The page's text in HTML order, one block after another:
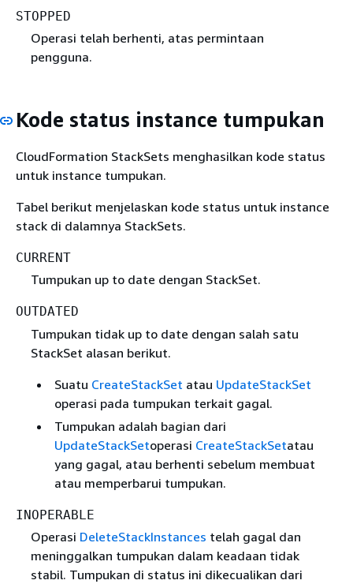
STOPPED
Operasi telah berhenti, atas permintaan
pengguna.
Kode status instance tumpukan
CloudFormation StackSets menghasilkan kode status
untuk instance tumpukan.
Tabel berikut menjelaskan kode status untuk instance
stack di dalamnya StackSets.
CURRENT
Tumpukan up to date dengan StackSet.
OUTDATED
Tumpukan tidak up to date dengan salah satu
StackSet alasan berikut.
Suatu CreateStackSet atau UpdateStackSet
operasi pada tumpukan terkait gagal.
Tumpukan adalah bagian dari
UpdateStackSetoperasi CreateStackSetatau
yang gagal, atau berhenti sebelum membuat
atau memperbarui tumpukan.
INOPERABLE
Operasi DeleteStackInstances telah gagal dan
meninggalkan tumpukan dalam keadaan tidak
stabil. Tumpukan di status ini dikecualikan dari